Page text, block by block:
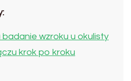
wzroku u okulisty
krok po kroku